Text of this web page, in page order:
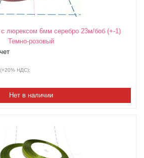
с люрексом 6мм серебро 23м/боб (+-1)
Темно-розовый
НДС);
Нет в наличии